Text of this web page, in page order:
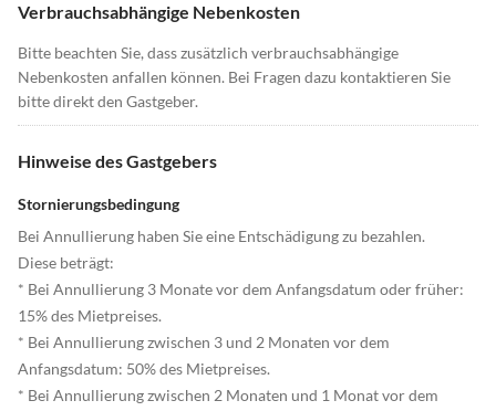
Verbrauchsabhängige Nebenkosten
Bitte beachten Sie, dass zusätzlich verbrauchsabhängige
Nebenkosten anfallen können. Bei Fragen dazu kontaktieren Sie
bitte direkt den Gastgeber.
Hinweise des Gastgebers
Stornierungsbedingung
Bei Annullierung haben Sie eine Entschädigung zu bezahlen.
Diese beträgt:
* Bei Annullierung 3 Monate vor dem Anfangsdatum oder früher:
15% des Mietpreises.
* Bei Annullierung zwischen 3 und 2 Monaten vor dem
Anfangsdatum: 50% des Mietpreises.
* Bei Annullierung zwischen 2 Monaten und 1 Monat vor dem